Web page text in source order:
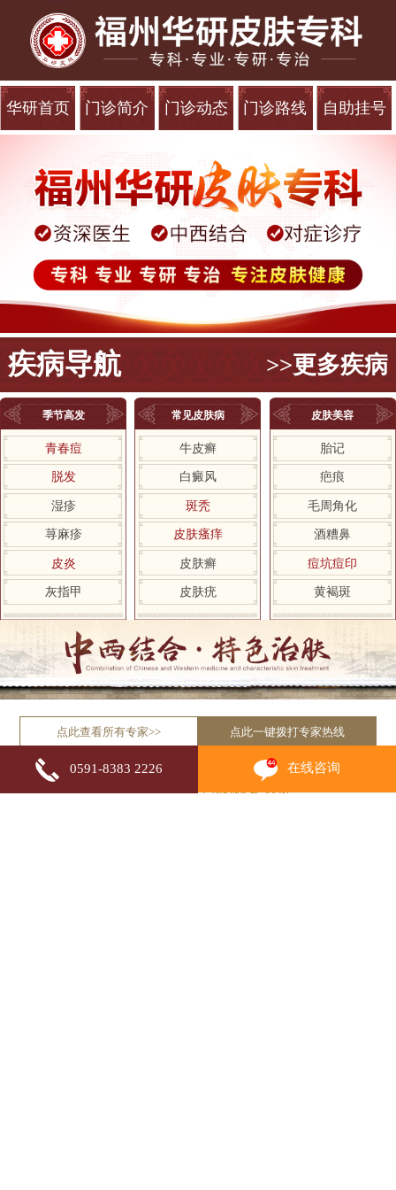
华研首页 门诊简介 门诊动态 门诊路线 自助挂号
疾病导航 >>更多疾病
季节高发
青春痘
脱发
湿疹
荨麻疹
皮炎
灰指甲
常见皮肤病
牛皮癣
白癜风
斑秃
皮肤瘙痒
皮肤癣
皮肤疣
皮肤美容
胎记
疤痕
毛周角化
酒糟鼻
痘坑痘印
黄褐斑
点此查看所有专家>> 点此一键拨打专家热线
自助挂号平台
积极响应国家“网上预约挂号”政策
0591-8383 2226 在线咨询